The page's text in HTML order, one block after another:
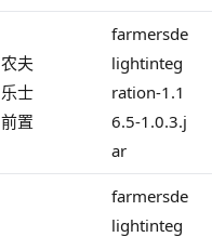
农夫
乐士
前置
farmersde
lightinteg
ration-1.1
6.5-1.0.3.j
ar
farmersde
lightinteg